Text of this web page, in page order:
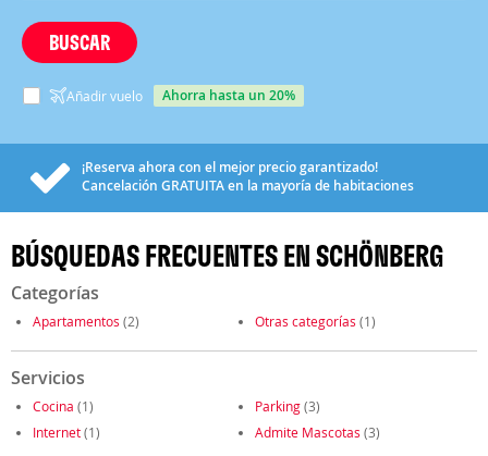
BUSCAR
Añadir vuelo ahorra hasta un 20%
¡Reserva ahora con el mejor precio garantizado!
Cancelación GRATUITAen la mayoría de habitaciones
BÚSQUEDAS FRECUENTES EN SCHÖNBERG
Categorías
Apartamentos (2) Otras categorías (1)
Servicios
Cocina (1) Parking(3)
Internet(1) Admite Mascotas (3)